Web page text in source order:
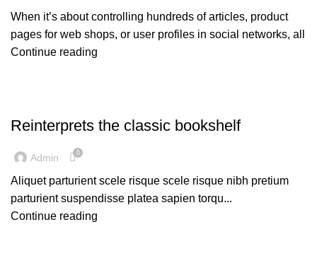
When it’s about controlling hundreds of articles, product
pages for web shops, or user profiles in social networks, all
Continue reading
Reinterprets the classic bookshelf
Admin 0
Aliquet parturient scele risque scele risque nibh pretium
parturient suspendisse platea sapien torqu...
Continue reading